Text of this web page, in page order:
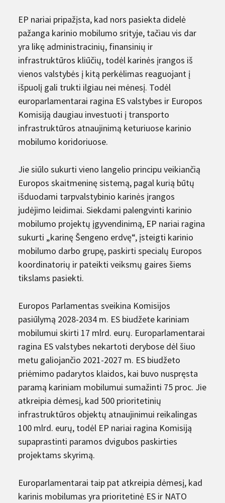
EP nariai pripažįsta, kad nors pasiekta didelė
pažanga karinio mobilumo srityje, tačiau vis dar
yra likę administracinių, finansinių ir
infrastruktūros kliūčių, todėl karinės įrangos iš
vienos valstybės į kitą perkėlimas reaguojant į
išpuolį gali trukti ilgiau nei mėnesį. Todėl
europarlamentarai ragina ES valstybes ir Europos
Komisiją daugiau investuoti į transporto
infrastruktūros atnaujinimą keturiuose karinio
mobilumo koridoriuose.
Jie siūlo sukurti vieno langelio principu veikiančią
Europos skaitmeninę sistemą, pagal kurią būtų
išduodami tarpvalstybinio karinės įrangos
judėjimo leidimai. Siekdami palengvinti karinio
mobilumo projektų įgyvendinimą, EP nariai ragina
sukurti „karinę Šengeno erdvę“, įsteigti karinio
mobilumo darbo grupę, paskirti specialų Europos
koordinatorių ir pateikti veiksmų gaires šiems
tikslams pasiekti.
Europos Parlamentas sveikina Komisijos
pasiūlymą 2028-2034 m. ES biudžete kariniam
mobilumui skirti 17 mlrd. eurų. Europarlamentarai
ragina ES valstybes nekartoti derybose dėl šiuo
metu galiojančio 2021-2027 m. ES biudžeto
priėmimo padarytos klaidos, kai buvo nuspręsta
paramą kariniam mobilumui sumažinti 75 proc. Jie
atkreipia dėmesį, kad 500 prioritetinių
infrastruktūros objektų atnaujinimui reikalingas
100 mlrd. eurų, todėl EP nariai ragina Komisiją
supaprastinti paramos dvigubos paskirties
projektams skyrimą.
Europarlamentarai taip pat atkreipia dėmesį, kad
karinis mobilumas yra prioritetinė ES ir NATO